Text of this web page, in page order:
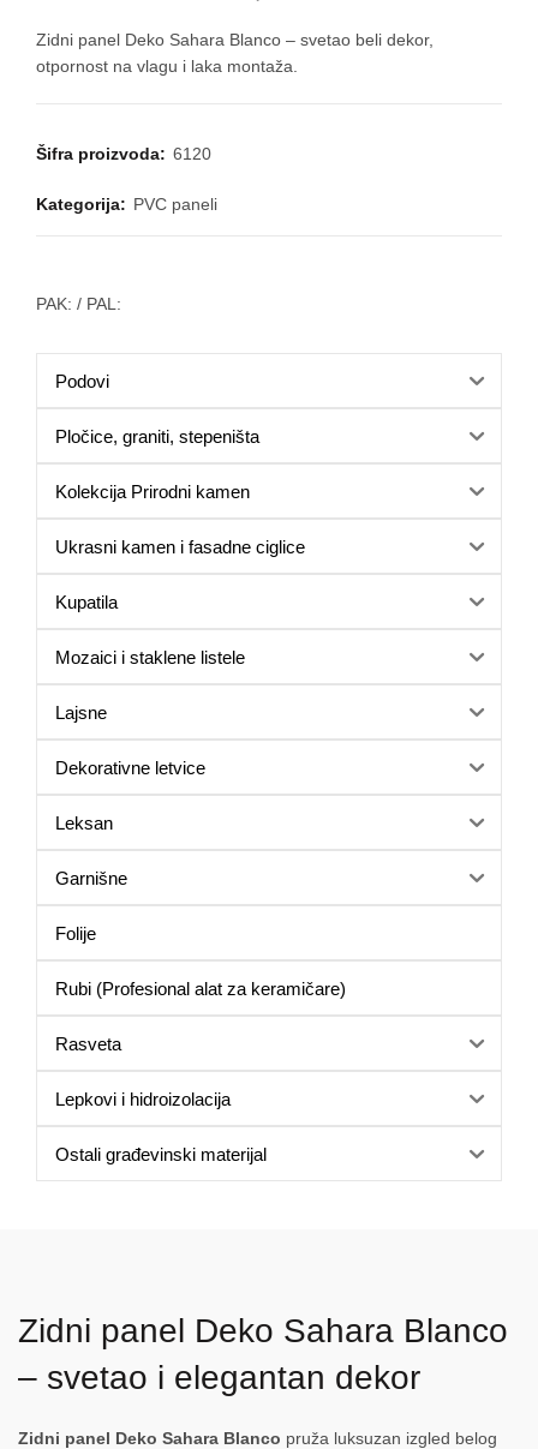
cena
bila:
8.500,00 RSD.
cena
Zidni panel Deko Sahara Blanco – svetao beli dekor,
otpornost na vlagu i laka montaža.
Šifra proizvoda: 6120
Kategorija: PVC paneli
PAK: / PAL:
Podovi
Pločice, graniti, stepeništa
Kolekcija Prirodni kamen
Ukrasni kamen i fasadne ciglice
Kupatila
Mozaici i staklene listele
Lajsne
Dekorativne letvice
Leksan
Garnišne
Folije
Rubi (Profesional alat za keramičare)
Rasveta
Lepkovi i hidroizolacija
Ostali građevinski materijal
Zidni panel Deko Sahara Blanco
– svetao i elegantan dekor
Zidni panel Deko Sahara Blanco pruža luksuzan izgled belog